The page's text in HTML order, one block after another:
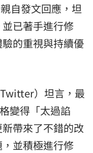
自發文回應，坦
已著手進行修
的重視與持續優
）坦言，最
變得「太過諂
帶來了不錯的改
並積極進行修